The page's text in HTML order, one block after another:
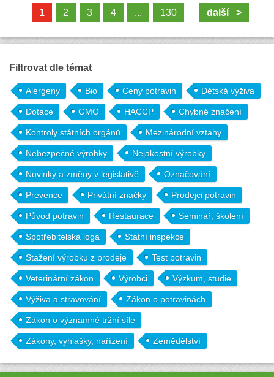
1 2 3 4 ... 130 další >
Filtrovat dle témat
Alergeny Bio Ceny potravin Dětská výživa
Dotace GMO HACCP Chybné značení
Kontroly státních orgánů Mezinárodní vztahy
Nebezpečné výrobky Nejakostní výrobky
Novinky a změny v legislativě Označování
Prevence Privátní značky Prodejci potravin
Původ potravin Restaurace Seminář, školení
Spotřebitelská loga Státní inspekce
Stažení výrobku z prodeje Test potravin
Veterinární zákon Výrobci Výzkum, studie
Výživa a stravování Zákon o potravinách
Zákon o významné tržní síle
Zákony, vyhlášky, nařízení Zemědělství